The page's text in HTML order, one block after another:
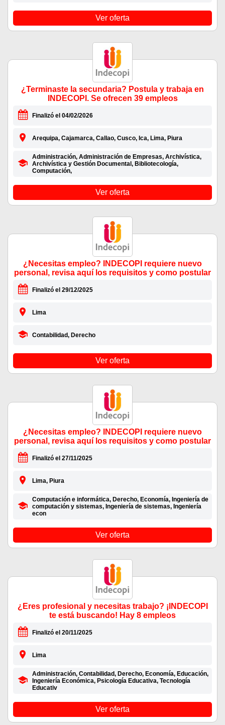
Ver oferta
¿Terminaste la secundaria? Postula y trabaja en
INDECOPI. Se ofrecen 39 empleos
Finalizó el 04/02/2026
Arequipa, Cajamarca, Callao, Cusco, Ica, Lima, Piura
Administración, Administración de Empresas, Archivística,
Archivística y Gestión Documental, Bibliotecología,
Computación,
Ver oferta
¿Necesitas empleo? INDECOPI requiere nuevo
personal, revisa aquí los requisitos y como postular
Finalizó el 29/12/2025
Lima
Contabilidad, Derecho
Ver oferta
¿Necesitas empleo? INDECOPI requiere nuevo
personal, revisa aquí los requisitos y como postular
Finalizó el 27/11/2025
Lima, Piura
Computación e informática, Derecho, Economía, Ingeniería de
computación y sistemas, Ingeniería de sistemas, Ingeniería
econ
Ver oferta
¿Eres profesional y necesitas trabajo? ¡INDECOPI
te está buscando! Hay 8 empleos
Finalizó el 20/11/2025
Lima
Administración, Contabilidad, Derecho, Economía, Educación,
Ingeniería Económica, Psicología Educativa, Tecnología
Educativ
Ver oferta